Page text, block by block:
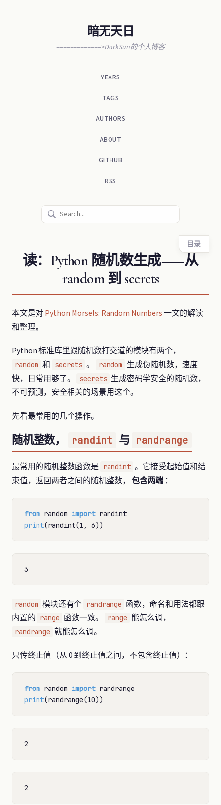
暗无天日
=============>DarkSun的个人博客
YEARS
TAGS
AUTHORS
ABOUT
GITHUB
RSS
读：Python 随机数生成——从
random 到 secrets
目录
本文是对Python Morsels: Random Numbers一文的解读
和整理。
Python 标准库里跟随机数打交道的模块有两个，
random 和 secrets 。 random 生成伪随机数，速度
快，日常用够了。
secrets 生成密码学安全的随机数，
不可预测，安全相关的场景用这个。
先看最常用的几个操作。
随机整数， randint 与 randrange
最常用的随机整数函数是 randint 。它接受起始值和结
束值，返回两者之间的随机整数， 包含两端 ：
from random import
print
random 模块还有个 randrange 函数，命名和用法都跟
内置的
range 函数一致。 range 能怎么调，
randrange 就能怎么调。
只传终止值（从 0 到终止值之间，不包含终止值）：
from random import
print